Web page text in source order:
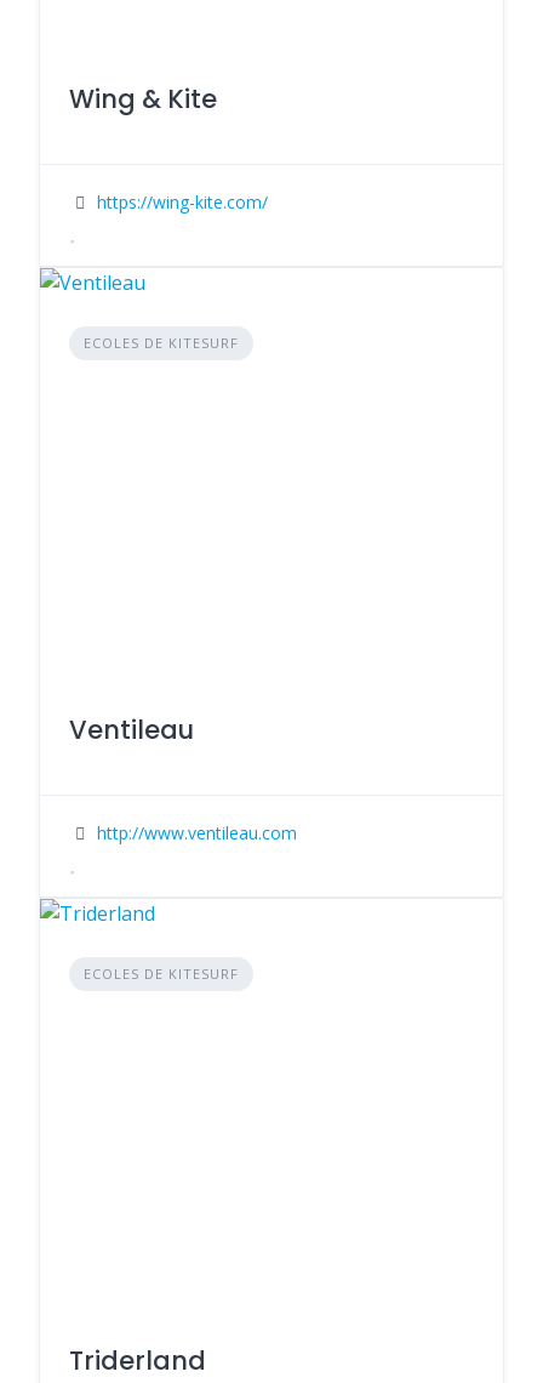
Wing & Kite
https://wing-kite.com/
ECOLES DE KITESURF
Ventileau
http://www.ventileau.com
ECOLES DE KITESURF
Triderland